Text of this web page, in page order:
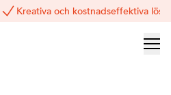
Kreativa och kostnadseffektiva